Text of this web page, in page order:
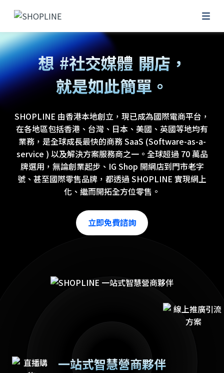
想
#網上
#社交媒體
#零售POS
開店，
就是如此簡單。
SHOPLINE 由香港本地創立，現已成為國際電商平台，
在各地區包括香港、台灣、日本、美國、英國等地均有
業務，是全球成長最快的商務 SaaS (Software-as-a-
service ) 以及解決方案服務商之一。全球超過 70 萬品
牌選用，無論創業起步、IG Shop 開網店到門市老字
號、甚至國際零售品牌，都透過 SHOPLINE 實現網上
化、繼而開拓全方位零售。
立即免費諮詢
一站式智慧營商夥伴